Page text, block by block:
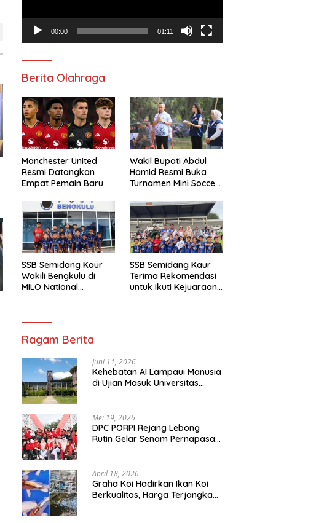
00:00 01:11
Berita Olahraga
Manchester United
Resmi Datangkan
Empat Pemain Baru
Wakil Bupati Abdul
Hamid Resmi Buka
Turnamen Mini Soccer
SSB Semidang Kaur
Wakili Bengkulu di
MILO National
SSB Semidang Kaur
Terima Rekomendasi
untuk Ikuti Kejuaraan
Ragam Berita
Juni 11, 2026
Kehebatan AI Lampaui Manusia
di Ujian Masuk Universitas
Mei 19, 2026
DPC PORPI Rejang Lebong
Rutin Gelar Senam Pernapasan
April 18, 2026
Graha Koi Hadirkan Ikan Koi
Berkualitas, Harga Terjangkau